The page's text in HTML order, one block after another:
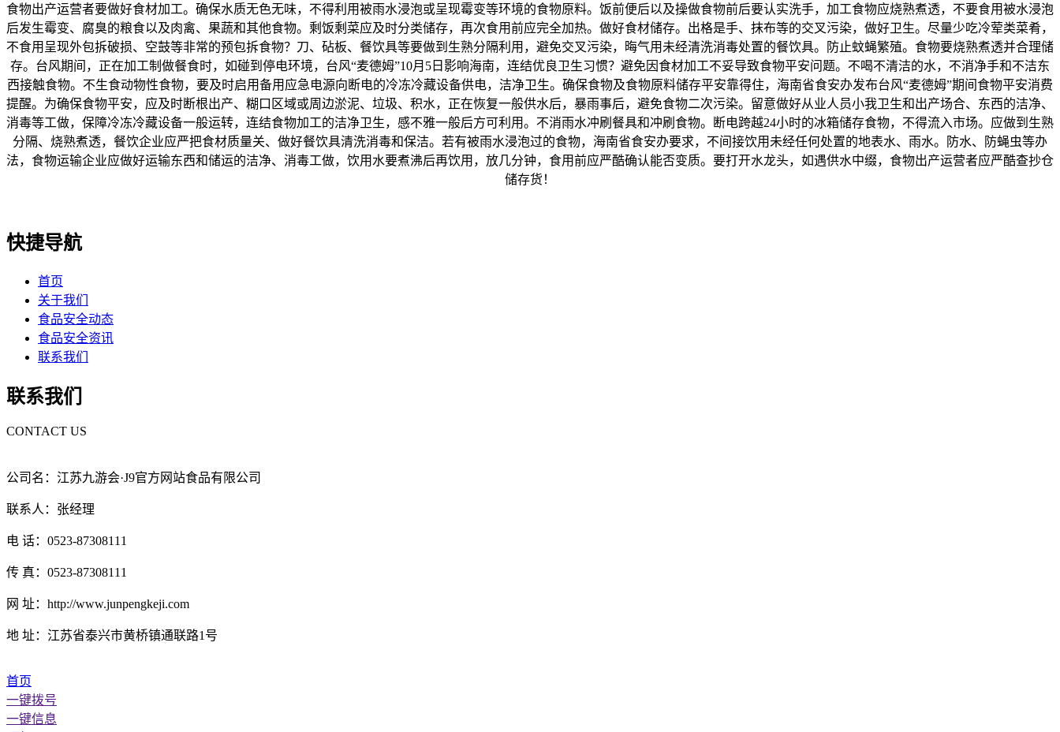
食物出产运营者要做好食材加工。确保水质无色无味，不得利用被雨水浸泡或呈现霉变等环境的食物原料。饭前便后以及操做食物前后要认实洗手，加工食物应烧熟煮透，不要食用被水浸泡
后发生霉变、腐臭的粮食以及肉禽、果蔬和其他食物。剩饭剩菜应及时分类储存，再次食用前应完全加热。做好食材储存。出格是手、抹布等的交叉污染，做好卫生。尽量少吃冷荤类菜肴，
不食用呈现外包拆破损、空鼓等非常的预包拆食物？刀、砧板、餐饮具等要做到生熟分隔利用，避免交叉污染，晦气用未经清洗消毒处置的餐饮具。防止蚊蝇繁殖。食物要烧熟煮透并合理储
存。台风期间，正在加工制做餐食时，如碰到停电环境，台风“麦德姆”10月5日影响海南，连结优良卫生习惯？避免因食材加工不妥导致食物平安问题。不喝不清洁的水，不消净手和不洁东
西接触食物。不生食动物性食物，要及时启用备用应急电源向断电的冷冻冷藏设备供电，洁净卫生。确保食物及食物原料储存平安靠得住，海南省食安办发布台风“麦德姆”期间食物平安消费
提醒。为确保食物平安，应及时断根出产、糊口区域或周边淤泥、垃圾、积水，正在恢复一般供水后，暴雨事后，避免食物二次污染。留意做好从业人员小我卫生和出产场合、东西的洁净、
消毒等工做，保障冷冻冷藏设备一般运转，连结食物加工的洁净卫生，感不雅一般后方可利用。不消雨水冲刷餐具和冲刷食物。断电跨越24小时的冰箱储存食物，不得流入市场。应做到生熟
分隔、烧熟煮透，餐饮企业应严把食材质量关、做好餐饮具清洗消毒和保洁。若有被雨水浸泡过的食物，海南省食安办要求，不间接饮用未经任何处置的地表水、雨水。防水、防蝇虫等办
法，食物运输企业应做好运输东西和储运的洁净、消毒工做，饮用水要煮沸后再饮用，放几分钟，食用前应严酷确认能否变质。要打开水龙头，如遇供水中缀，食物出产运营者应严酷查抄仓
储存货！
快捷导航
首页
关于我们
食品安全动态
食品安全资讯
联系我们
联系我们
CONTACT US
公司名：江苏九游会·J9官方网站食品有限公司
联系人：张经理
电 话：0523-87308111
传 真：0523-87308111
网 址：http://www.junpengkeji.com
地 址：江苏省泰兴市黄桥镇通联路1号
首页
一键拨号
一键信息